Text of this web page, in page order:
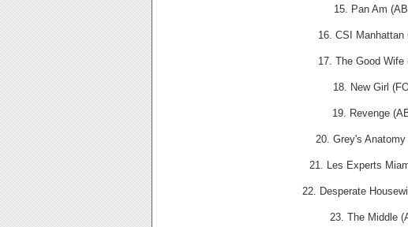
15. Pan Am
16. CSI Manhattan
17. The Good
18. New Girl
19. Revenge
20. Grey's
21. Les Experts
22. Desperate
23. The Middle